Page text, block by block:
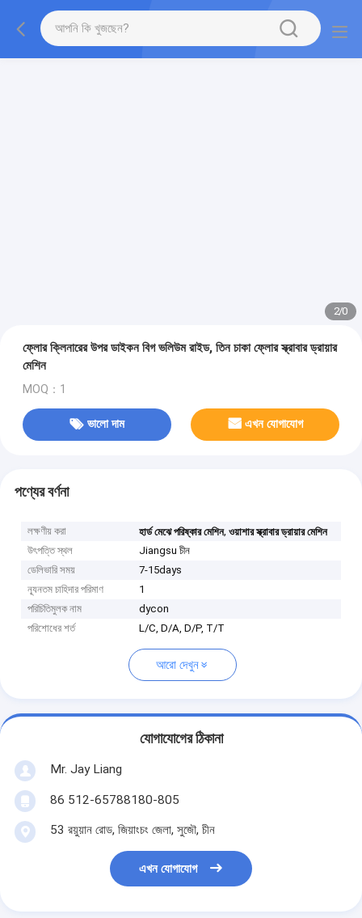
2/0
ফ্লোর ক্লিনারের উপর ডাইকন বিগ ভলিউম রাইড, তিন চাকা ফ্লোর স্ক্রাবার ড্রায়ার
মেশিন
MOQ：1
ভালো দাম এখন যোগাযোগ
পণ্যের বর্ণনা
লক্ষণীয় করা হার্ড মেঝে পরিষ্কার মেশিন,ওয়াশার স্ক্রাবার ড্রায়ার মেশিন
উৎপত্তি স্থল
Jiangsu চীন
ডেলিভারি সময়
7-15days
ন্যূনতম চাহিদার পরিমাণ
1
পরিচিতিমুলক নাম
dycon
পরিশোধের শর্ত
L/C, D/A, D/P, T/T
আরো দেখুন
যোগাযোগের ঠিকানা
Mr. Jay Liang
86 512-65788180-805
53 রয়ুয়ান রোড, জিয়াংচং জেলা, সুজৌ, চীন
এখন যোগাযোগ